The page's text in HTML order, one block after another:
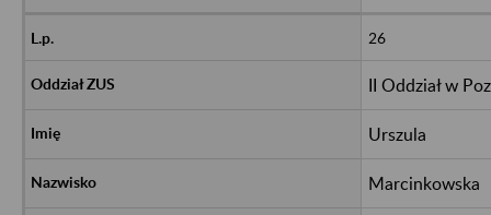
26
II Oddział w
Urszula
Marcinkowska